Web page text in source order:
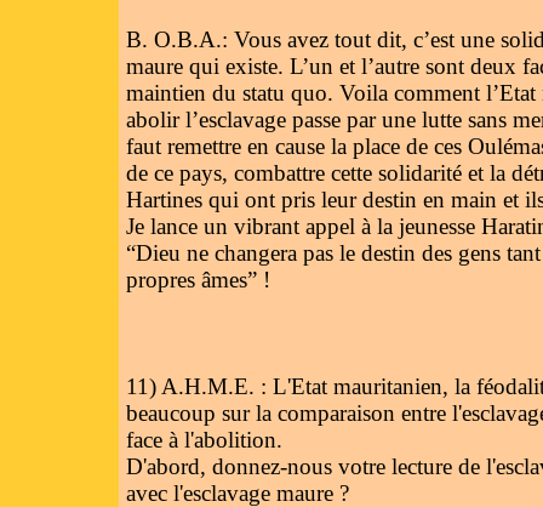
B. O.B.A.: Vous avez tout dit, c’est une
maure qui existe. L’un et l’autre sont deux
maintien du statu quo. Voila comment
abolir l’esclavage passe par une lutte sans
faut remettre en cause la place de ces
de ce pays, combattre cette solidarité et la
Hartines qui ont pris leur destin en main et
Je lance un vibrant appel à la jeunesse
“Dieu ne changera pas le destin des gens
propres âmes” !
11) A.H.M.E. : L'Etat mauritanien, la
beaucoup sur la comparaison entre
face à l'abolition.
D'abord, donnez-nous votre lecture de
avec l'esclavage maure ?